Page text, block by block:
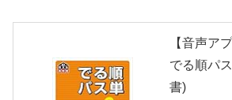
【音声ア
でる順パ
書)